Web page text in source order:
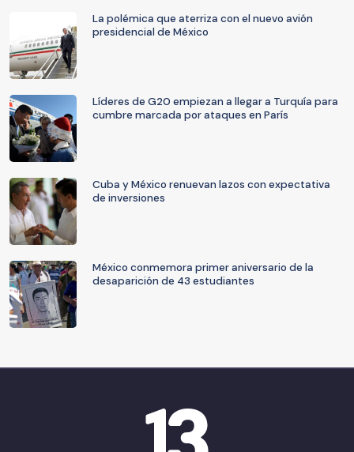
La polémica que aterriza con el nuevo avión
presidencial de México
Líderes de G20 empiezan a llegar a Turquía para
cumbre marcada por ataques en París
Cuba y México renuevan lazos con expectativa
de inversiones
México conmemora primer aniversario de la
desaparición de 43 estudiantes